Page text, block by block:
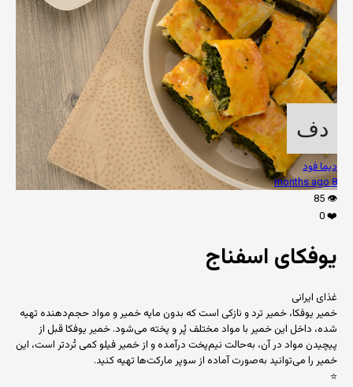
دیما فود
8 months ago
👁️
85
❤️
0
یوفکای اسفناج
غذای ایرانی
خمیر یوفکا، خمیر ترد و نازکی است که بدون مایه خمیر و مواد حجم‌دهنده تهیه
شده، داخل این خمیر با مواد مختلف پُر و پخته می‌شود. خمیر یوفکا قبل از
پیچیدن مواد در آن، به‌حالت نیم‌پخت درآمده و از خمیر فیلو کمی تُردتر است، این
خمیر را می‌توانید به‌‌صورت آماده از سوپر مارکت‌ها تهیه کنید.
⭐